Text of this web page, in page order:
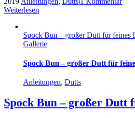
Weiterlesen
Spock Bun – großer Dutt für feines
Gallerie
Spock Bun – großer Dutt für
Anleitungen, Dutts
Spock Bun – großer Dutt